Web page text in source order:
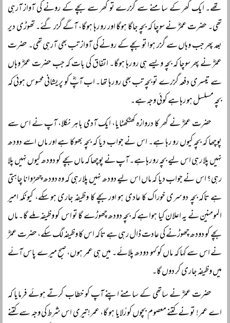
تھے۔ ایک گھر کے سامنے سے گزرے تو گھر سے بچے کے رونے کی آواز آرہی
تھی۔ حضرت عمرؓ نے سوچا کہ بچہ جاگا ہوگا اور رو رہا ہوگا، آگے گزر گئے۔ تھوڑی دیر
بعد پھر جب وہاں سے گزر ہوا تو بچے کے رونے کی آواز تب بھی آرہی تھی۔ حضرت
عمرؓ نے پھر سوچا کہ بچہ ویسے ہی رو رہا ہوگا۔ اتفاق کی بات کہ جب حضرت عمرؓ وہاں
سے تیسری دفعہ گزرے تو بچہ تب بھی رو رہا تھا۔ اب آپؓ کو پریشانی محسوس ہوئی کہ
بچہ مسلسل ہو رہا ہے کوئی وجہ ہے۔
حضرت عمرؓ نے گھر کا دروازہ کھٹکھٹایا، ایک آدمی باہر نکلا، آپ نے اس سے
پوچھا کہ بچہ کیوں رو رہا ہے۔ اس نے جواب دیا کہ بچہ بھوکا ہے اور ماں اسے دودھ
نہیں پلا رہی اس لیے بچہ رو رہا ہے۔ آپ نے پوچھا کہ ماں بچے کو دودھ کیوں نہیں پلا
رہی؟ اس نے جواب دیا کہ ماں اس لیے دودھ نہیں پلا رہی کہ وہ دودھ چھڑوانا چاہتی
ہے تاکہ بچہ دوسری خوراک کا عادی ہو اور بچے کا وظیفہ جاری ہو سکے، کیونکہ امیر
المومنین نے یہ اعلان کیا ہوا ہے کہ بچہ دودھ چھوڑے گا تو اس کو وظیفہ ملے گا۔ ماں
بچے کو دودھ چھوڑنے کی عادت ڈال رہی ہے تاکہ اس کا وظیفہ لگ سکے، حضرت عمرؓ
نے اس سے کہا کہ ماں کو کہو دودھ پلائے۔ میں ہی عمر ہوں، صبح میرے پاس آئے
میں وظیفہ جاری کر دوں گا۔
حضرت عمرؓ نے ساتھی کے سامنے اپنے آپ کو خطاب کرتے ہوئے فرمایا کہ
اے عمر! تو نے کتنے معصوم بچوں کو رُلایا ہو گا، عمر! تیری اس شرط کی وجہ سے کتنے